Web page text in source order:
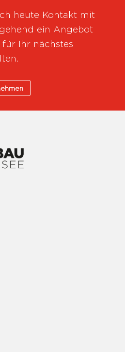
heute Kontakt mit
ein Angebot
Ihr nächstes